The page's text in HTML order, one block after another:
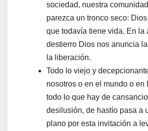
sociedad, nuestra
parezca un tronco seco:
que todavía tiene vida. En la
destierro Dios nos anuncia
la liberación.
Todo lo viejo y
nosotros o en el mundo o en
todo lo que hay de
desilusión, de hastío pasa a
plano por esta invitación a